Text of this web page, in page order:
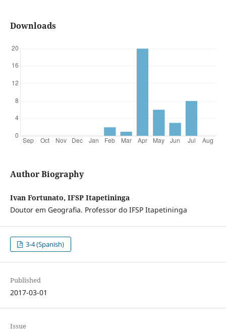
Downloads
Author Biography
Ivan Fortunato, IFSP Itapetininga
Doutor em Geografia. Professor do IFSP Itapetininga
3-4 (Spanish)
Published
2017-03-01
Issue